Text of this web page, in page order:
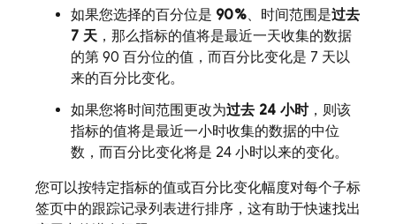
如果您选择的百分位是 90%、时间范围是过去
7 天，那么指标的值将是最近一天收集的数据
的第 90 百分位的值 ，而百分比变化是 7 天以
来的百分比变化。
如果您将时间范围更改为过去 24 小时，则该
指标的值将是最近一小时收集的数据的中位
数 ， 而百分比变化将是 24 小时以来的变化。
您可以按特定指标的值或百分比变化幅度对每个子标
签页中的跟踪记录列表进行排序，这有助于快速找出